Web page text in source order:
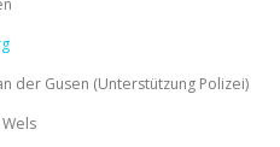
der Gusen (Unterstützung Polizei)